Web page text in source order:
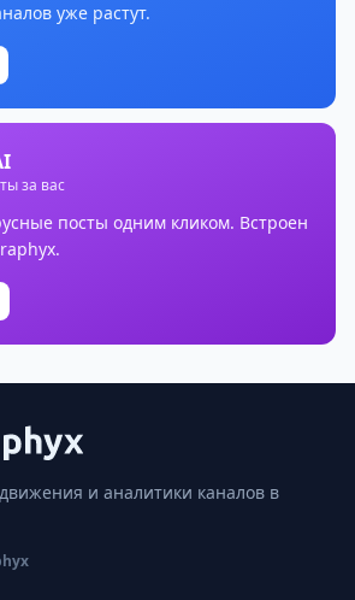
уже растут.
за вас
посты одним кликом. Встроен
и аналитики каналов в